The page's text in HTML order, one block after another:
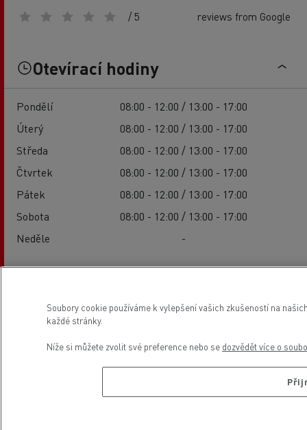
/ 5 reviews from Google
Otevírací hodiny
Pondělí
08:00 - 12:00 / 13:00 - 17:00
Úterý
08:00 - 12:00 / 13:00 - 17:00
Středa
08:00 - 12:00 / 13:00 - 17:00
Čtvrtek
08:00 - 12:00 / 13:00 - 17:00
Pátek
08:00 - 12:00 / 13:00 - 17:00
Sobota
08:00 - 12:00 / 13:00 - 17:00
Neděle
-
Soubory cookie používáme k vylepšení vašich zkušeností na
každé stránky.
Níže si můžete zvolit své preference nebo se dozvědět více o